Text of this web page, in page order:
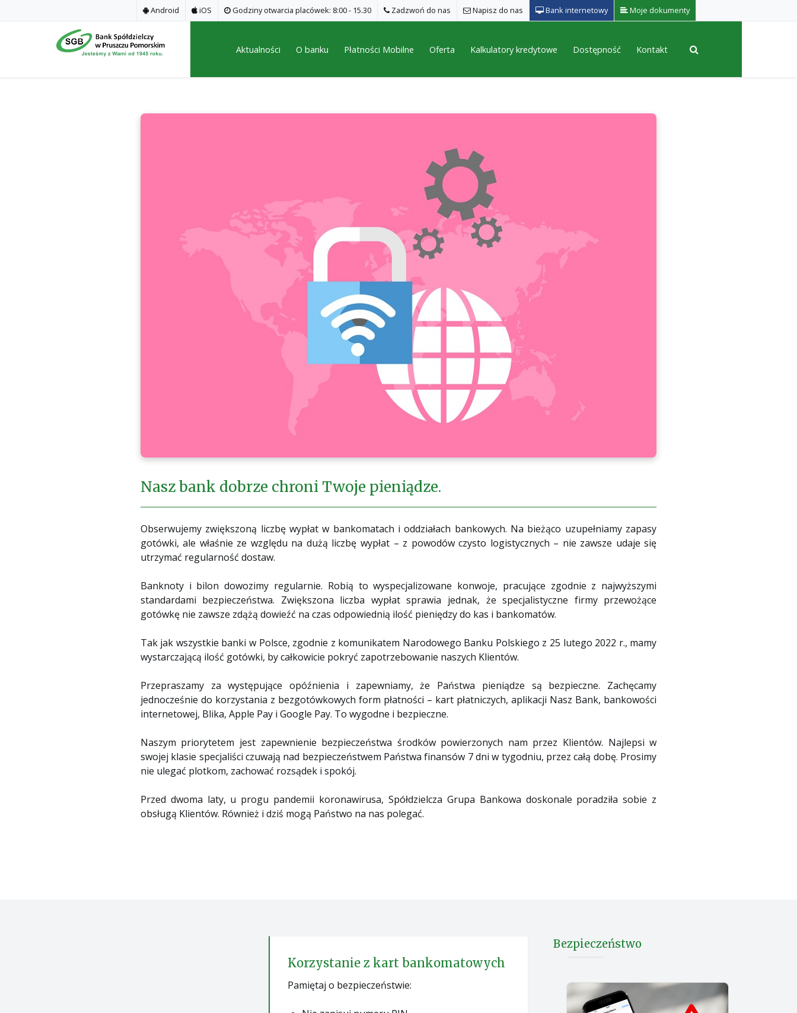
Android iOS Godziny otwarcia placówek: 8:00 - 15.30 Zadzwoń do nas Napisz do nas Bank internetowy Moje dokumenty
Aktualności O banku Płatności Mobilne Oferta Kalkulatory kredytowe Dostępność Kontakt
Nasz bank dobrze chroni Twoje pieniądze.
Obserwujemy zwiększoną liczbę wypłat w bankomatach i oddziałach bankowych. Na bieżąco uzupełniamy zapasy
gotówki, ale właśnie ze względu na dużą liczbę wypłat – z powodów czysto logistycznych – nie zawsze udaje się
utrzymać regularność dostaw.
Banknoty i bilon dowozimy regularnie. Robią to wyspecjalizowane konwoje, pracujące zgodnie z najwyższymi
standardami bezpieczeństwa. Zwiększona liczba wypłat sprawia jednak, że specjalistyczne firmy przewożące
gotówkę nie zawsze zdążą dowieźć na czas odpowiednią ilość pieniędzy do kas i bankomatów.
Tak jak wszystkie banki w Polsce, zgodnie z komunikatem Narodowego Banku Polskiego z 25 lutego 2022 r., mamy
wystarczającą ilość gotówki, by całkowicie pokryć zapotrzebowanie naszych Klientów.
Przepraszamy za występujące opóźnienia i zapewniamy, że Państwa pieniądze są bezpieczne. Zachęcamy
jednocześnie do korzystania z bezgotówkowych form płatności – kart płatniczych, aplikacji Nasz Bank, bankowości
internetowej, Blika, Apple Pay i Google Pay. To wygodne i bezpieczne.
Naszym priorytetem jest zapewnienie bezpieczeństwa środków powierzonych nam przez Klientów. Najlepsi w
swojej klasie specjaliści czuwają nad bezpieczeństwem Państwa finansów 7 dni w tygodniu, przez całą dobę. Prosimy
nie ulegać plotkom, zachować rozsądek i spokój.
Przed dwoma laty, u progu pandemii koronawirusa, Spółdzielcza Grupa Bankowa doskonale poradziła sobie z
obsługą Klientów. Również i dziś mogą Państwo na nas polegać.
Korzystanie z kart bankomatowych
Pamiętaj o bezpieczeństwie:
Bezpieczeństwo